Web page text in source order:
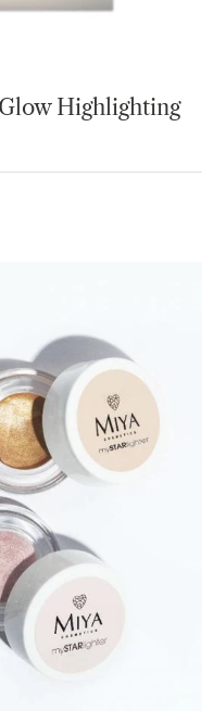
Highlighting